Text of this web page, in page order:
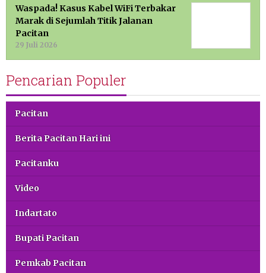
Waspada! Kasus Kabel WiFi Terbakar
Marak di Sejumlah Titik Jalanan
Pacitan
29 Juli 2026
Pencarian Populer
Pacitan
Berita Pacitan Hari ini
Pacitanku
Video
Indartato
Bupati Pacitan
Pemkab Pacitan